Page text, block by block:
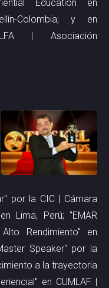
Education en
Colombia; y en
| Asociación
por la CIC | Cámara
Lima, Perú; "EMAR
Rendimiento" en
Speaker" por la
a la trayectoria
en CUMLAF |